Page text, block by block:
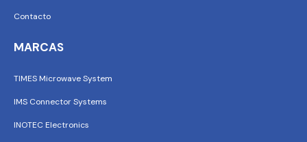
Contacto
MARCAS
TIMES Microwave System
IMS Connector Systems
INOTEC Electronics